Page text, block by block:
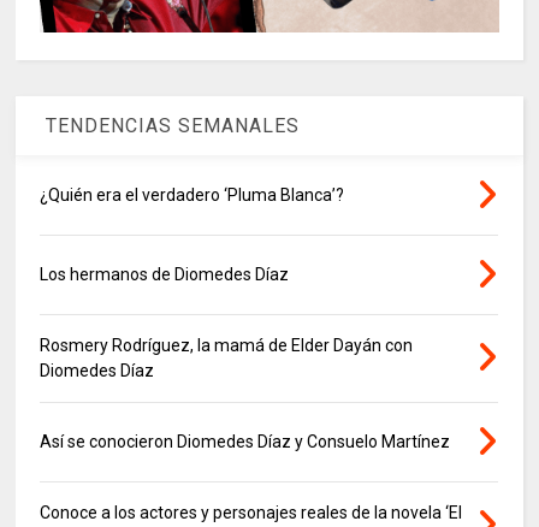
TENDENCIAS SEMANALES
¿Quién era el verdadero ‘Pluma Blanca’?
Los hermanos de Diomedes Díaz
Rosmery Rodríguez, la mamá de Elder Dayán con
Diomedes Díaz
Así se conocieron Diomedes Díaz y Consuelo Martínez
Conoce a los actores y personajes reales de la novela ‘El